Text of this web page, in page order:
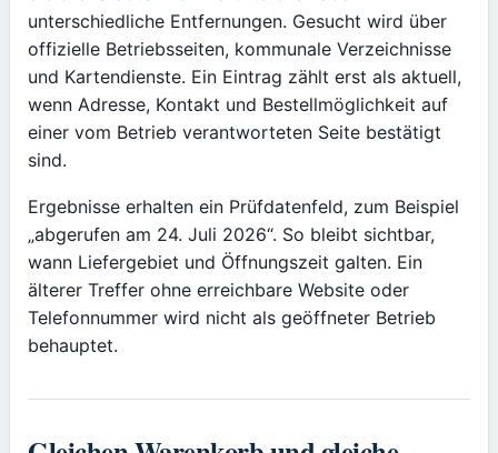
unterschiedliche Entfernungen. Gesucht wird über
offizielle Betriebsseiten, kommunale Verzeichnisse
und Kartendienste. Ein Eintrag zählt erst als aktuell,
wenn Adresse, Kontakt und Bestellmöglichkeit auf
einer vom Betrieb verantworteten Seite bestätigt
sind.
Ergebnisse erhalten ein Prüfdatenfeld, zum Beispiel
„abgerufen am 24. Juli 2026“. So bleibt sichtbar,
wann Liefergebiet und Öffnungszeit galten. Ein
älterer Treffer ohne erreichbare Website oder
Telefonnummer wird nicht als geöffneter Betrieb
behauptet.